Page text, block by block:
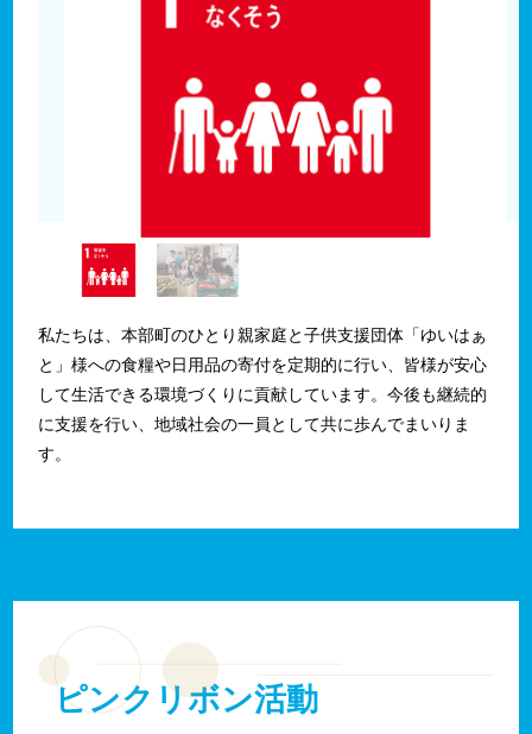
私たちは、本部町のひとり親家庭と子供支援団体「ゆいはぁ
と」様への食糧や日用品の寄付を定期的に行い、皆様が安心
して生活できる環境づくりに貢献しています。今後も継続的
に支援を行い、地域社会の一員として共に歩んでまいりま
す。
ピンクリボン活動